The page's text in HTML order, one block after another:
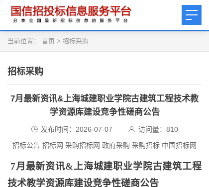
当前位置： 首页 > 招标采购
招标采购
7月最新资讯&上海城建职业学院古建筑工程技术教
学资源库建设竞争性磋商公告
发布时间：2026-07-07 访问量： 810
招标公告 招标网 采购招标网 政府采购 采购招标 中国招标网
7月最新资讯&上海城建职业学院古建筑工程
技术教学资源库建设竞争性磋商公告